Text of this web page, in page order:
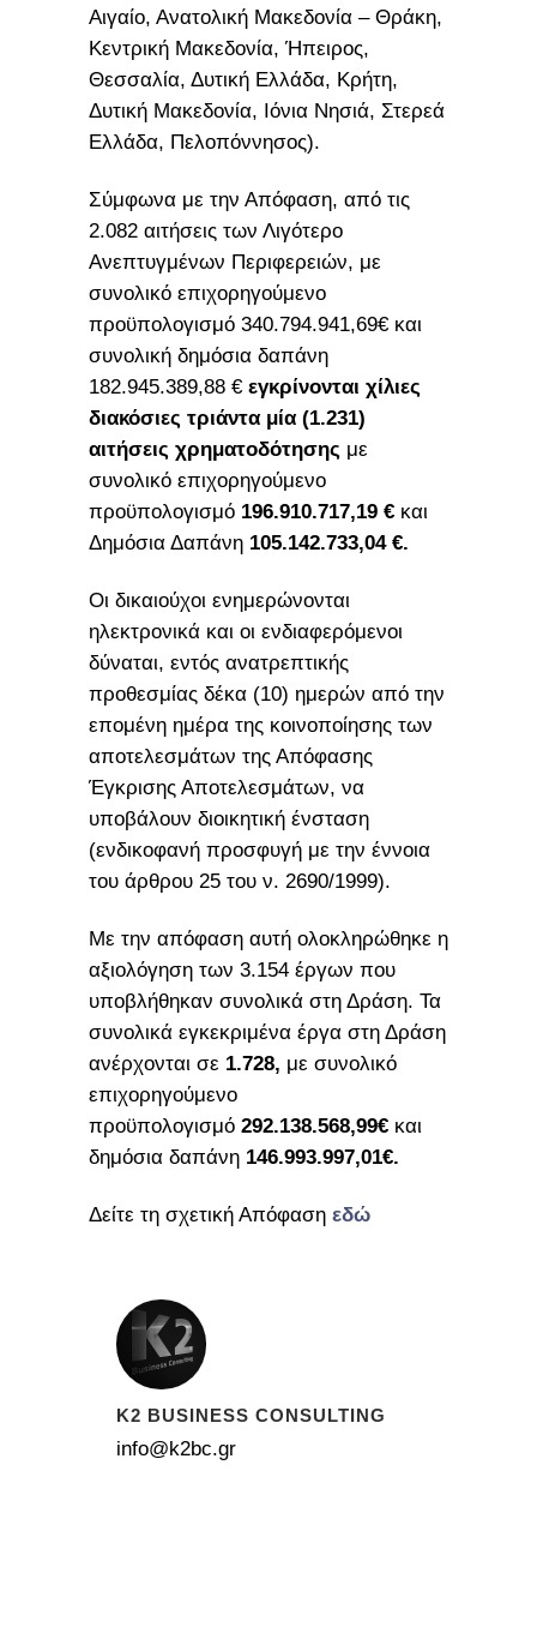
Αιγαίο, Ανατολική Μακεδονία – Θράκη,
Κεντρική Μακεδονία, Ήπειρος,
Θεσσαλία, Δυτική Ελλάδα, Κρήτη,
Δυτική Μακεδονία, Ιόνια Νησιά, Στερεά
Ελλάδα, Πελοπόννησος).
Σύμφωνα με την Απόφαση, από τις
2.082 αιτήσεις των Λιγότερο
Ανεπτυγμένων Περιφερειών, με
συνολικό επιχορηγούμενο
προϋπολογισμό 340.794.941,69€ και
συνολική δημόσια δαπάνη
182.945.389,88 € εγκρίνονται χίλιες
διακόσιες τριάντα μία (1.231)
αιτήσεις χρηματοδότησης με
συνολικό επιχορηγούμενο
προϋπολογισμό 196.910.717,19 € και
Δημόσια Δαπάνη 105.142.733,04 €.
Οι δικαιούχοι ενημερώνονται
ηλεκτρονικά και οι ενδιαφερόμενοι
δύναται, εντός ανατρεπτικής
προθεσμίας δέκα (10) ημερών από την
επομένη ημέρα της κοινοποίησης των
αποτελεσμάτων της Απόφασης
Έγκρισης Αποτελεσμάτων, να
υποβάλουν διοικητική ένσταση
(ενδικοφανή προσφυγή με την έννοια
του άρθρου 25 του ν. 2690/1999).
Με την απόφαση αυτή ολοκληρώθηκε η
αξιολόγηση των 3.154 έργων που
υποβλήθηκαν συνολικά στη Δράση. Τα
συνολικά εγκεκριμένα έργα στη Δράση
ανέρχονται σε 1.728, με συνολικό
επιχορηγούμενο
προϋπολογισμό 292.138.568,99€ και
δημόσια δαπάνη 146.993.997,01€.
Δείτε τη σχετική Απόφαση εδώ
K2 BUSINESS CONSULTING
info@k2bc.gr